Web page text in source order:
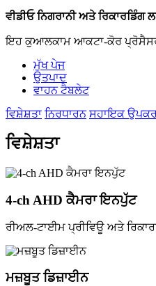
ਵੀਡੀਓ ਨਿਗਰਾਨੀ ਅਤੇ
ਇਹ ਕੁਆਲਕਾਮ ਆਕਟਾ-ਕੋਰ ਪ੍ਰੋਸੈਸਰ
ਮੁੱਖ ਪੇਜ
ਉਤਪਾਦ
ਵਾਹਨ ਟੈਬਲੇਟ
ਵਿਸ਼ੇਸ਼ਤਾ ਨਿਰਧਾਰਨ ਸਹਾਇਕ
ਵਿਸ਼ੇਸ਼ਤਾ
4-ch AHD ਕੈਮਰਾ ਇਨਪੁੱਟ
ਰੀਅਲ-ਟਾਈਮ ਪ੍ਰੀਵਿਊ ਅਤੇ
ਮਜ਼ਬੂਤ ​​ਡਿਜ਼ਾਈਨ